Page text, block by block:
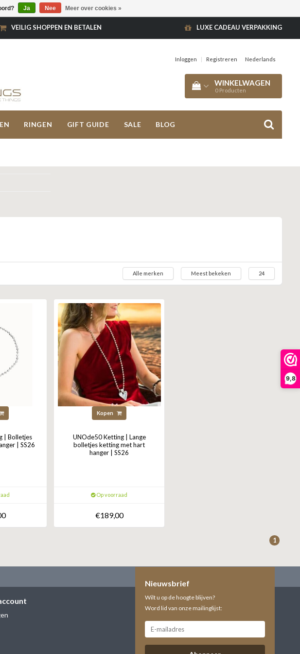
9,8
VEILIG SHOPPEN EN BETALEN LUXE CADEAU VERPAKKING
Inloggen | Registreren Nederlands
WINKELWAGEN
0 Producten
RINGEN GIFT GUIDE SALE BLOG
Alle merken Meest bekeken 24
| Bolletjes
| SS26
Kopen
UNOde50 Ketting | Lange
bolletjes ketting met hart
hanger | SS26
Op voorraad
€189,00
1
Nieuwsbrief
Wilt u op de hoogte blijven?
Word lid van onze mailinglijst:
Ja Nee Meer over cookies »